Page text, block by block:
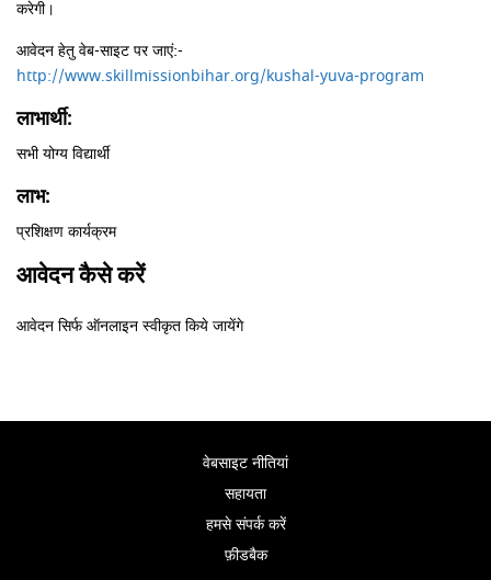
करेगी।
आवेदन हेतु वेब-साइट पर जाएं:-
http://www.skillmissionbihar.org/kushal-yuva-program
लाभार्थी:
सभी योग्य विद्यार्थी
लाभ:
प्रशिक्षण कार्यक्रम
आवेदन कैसे करें
आवेदन सिर्फ ऑनलाइन स्वीकृत किये जायेंगे
वेबसाइट नीतियां
सहायता
हमसे संपर्क करें
फ़ीडबैक